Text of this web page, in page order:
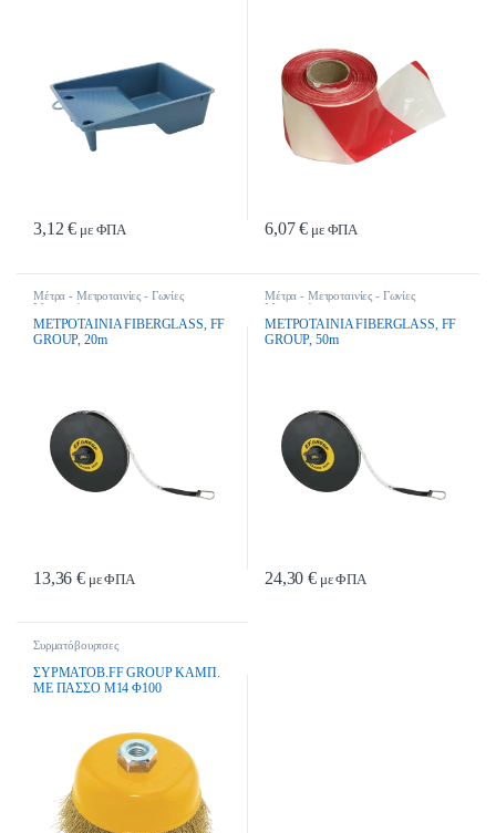
3,12€ με ΦΠΑ 6,07€ με ΦΠΑ
Μέτρα - Μετροταινίες - Γωνίες
Μαραγκών
ΜΕΤΡΟΤΑΙΝΙΑ FIBERGLASS, FF
GROUP, 20m
13,36€ με ΦΠΑ
Μέτρα - Μετροταινίες - Γωνίες
Μαραγκών
ΜΕΤΡΟΤΑΙΝΙΑ FIBERGLASS, FF
GROUP, 50m
24,30€ με ΦΠΑ
Συρματόβουρτσες
ΣΥΡΜΑΤΟΒ.FF GROUP ΚΑΜΠ.
ΜΕ ΠΑΣΣΟ Μ14 Φ100